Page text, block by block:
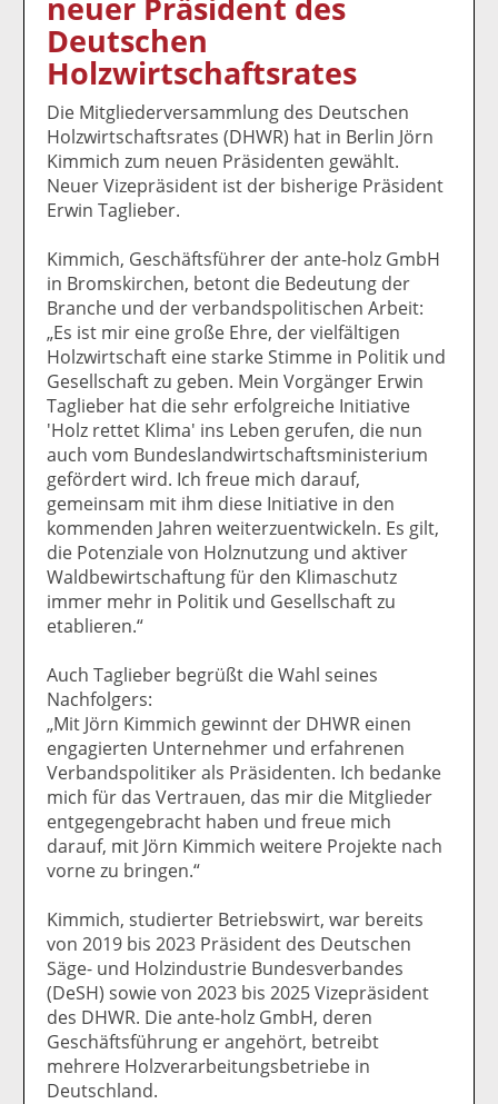
k
uf
F
ac
e
b
o
k
te
il
e
n
tt
er
n
Li
n
k
e
te
il
e
n
E
m
l
se
n
d
n
e
Deutschen
Holzwirtschaftsrates
Die Mitgliederversammlung des Deutschen
Holzwirtschaftsrates (DHWR) hat in Berlin Jörn
Kimmich zum neuen Präsidenten gewählt.
Neuer Vizepräsident ist der bisherige Präsident
Erwin Taglieber.
Kimmich, Geschäftsführer der ante-holz GmbH
in Bromskirchen, betont die Bedeutung der
Branche und der verbandspolitischen Arbeit:
„Es ist mir eine große Ehre, der vielfältigen
Holzwirtschaft eine starke Stimme in Politik und
Gesellschaft zu geben. Mein Vorgänger Erwin
Taglieber hat die sehr erfolgreiche Initiative
'Holz rettet Klima' ins Leben gerufen, die nun
auch vom Bundeslandwirtschaftsministerium
gefördert wird. Ich freue mich darauf,
gemeinsam mit ihm diese Initiative in den
kommenden Jahren weiterzuentwickeln. Es gilt,
die Potenziale von Holznutzung und aktiver
Waldbewirtschaftung für den Klimaschutz
immer mehr in Politik und Gesellschaft zu
etablieren.“
Auch Taglieber begrüßt die Wahl seines
Nachfolgers:
„Mit Jörn Kimmich gewinnt der DHWR einen
engagierten Unternehmer und erfahrenen
Verbandspolitiker als Präsidenten. Ich bedanke
mich für das Vertrauen, das mir die Mitglieder
entgegengebracht haben und freue mich
darauf, mit Jörn Kimmich weitere Projekte nach
vorne zu bringen.“
Kimmich, studierter Betriebswirt, war bereits
von 2019 bis 2023 Präsident des Deutschen
Säge- und Holzindustrie Bundesverbandes
(DeSH) sowie von 2023 bis 2025 Vizepräsident
des DHWR. Die ante-holz GmbH, deren
Geschäftsführung er angehört, betreibt
mehrere Holzverarbeitungsbetriebe in
Deutschland.